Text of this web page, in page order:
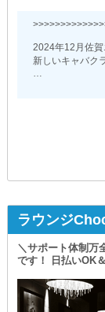
あなたの力を存
月給25万円以
未経験スター
上記に加え【賞
更なる高収入を
また、法人の経
給与の支払いが
_/_/_/_/_/_/_/_/
2024年12月佐賀
新しいキャバク
経験の有無に関
しかも、新規店
＼知識ゼロでも
入社後は店長や
業務の流れやマ
ラウンジ
＼サポート体制万
です！ 日払いOK